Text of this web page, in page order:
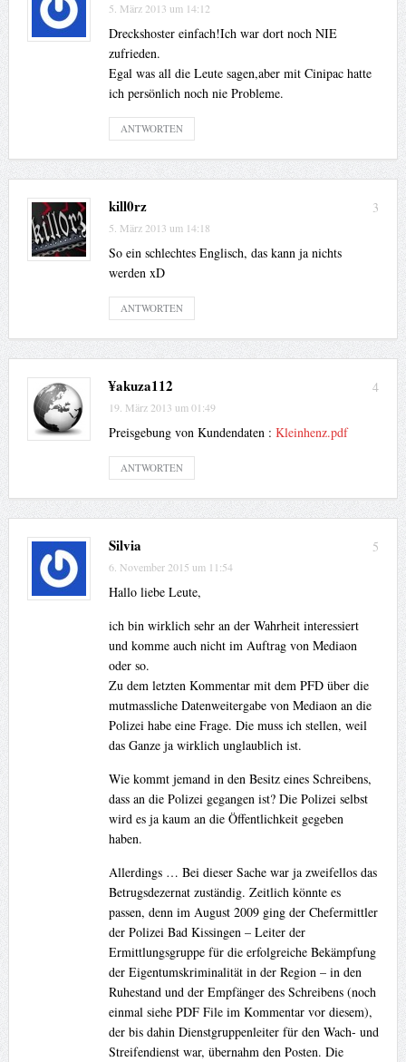
5. März 2013 um 14:12
Dreckshoster einfach!Ich war dort noch NIE
zufrieden.
Egal was all die Leute sagen,aber mit Cinipac hatte
ich persönlich noch nie Probleme.
ANTWORTEN
3
kill0rz
5. März 2013 um 14:18
So ein schlechtes Englisch, das kann ja nichts
werden xD
ANTWORTEN
4
¥akuza112
19. März 2013 um 01:49
Preisgebung von Kundendaten : Kleinhenz.pdf
ANTWORTEN
5
Silvia
6. November 2015 um 11:54
Hallo liebe Leute,
ich bin wirklich sehr an der Wahrheit interessiert
und komme auch nicht im Auftrag von Mediaon
oder so.
Zu dem letzten Kommentar mit dem PFD über die
mutmassliche Datenweitergabe von Mediaon an die
Polizei habe eine Frage. Die muss ich stellen, weil
das Ganze ja wirklich unglaublich ist.
Wie kommt jemand in den Besitz eines Schreibens,
dass an die Polizei gegangen ist? Die Polizei selbst
wird es ja kaum an die Öffentlichkeit gegeben
haben.
Allerdings … Bei dieser Sache war ja zweifellos das
Betrugsdezernat zuständig. Zeitlich könnte es
passen, denn im August 2009 ging der Chefermittler
der Polizei Bad Kissingen – Leiter der
Ermittlungsgruppe für die erfolgreiche Bekämpfung
der Eigentumskriminalität in der Region – in den
Ruhestand und der Empfänger des Schreibens (noch
einmal siehe PDF File im Kommentar vor diesem),
der bis dahin Dienstgruppenleiter für den Wach- und
Streifendienst war, übernahm den Posten. Die